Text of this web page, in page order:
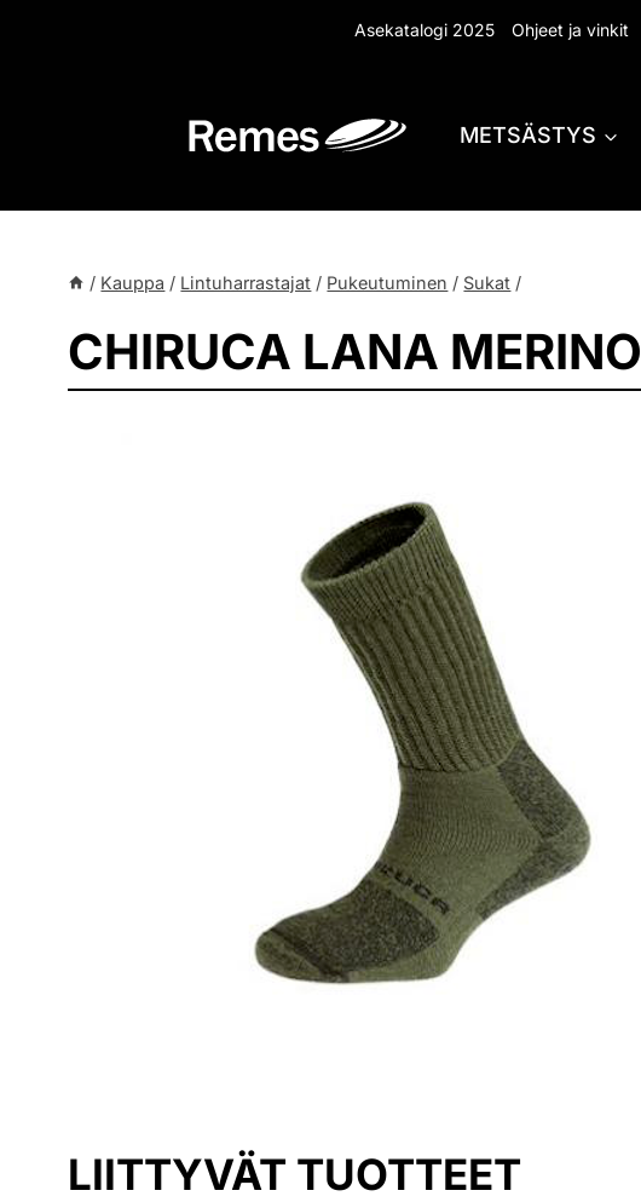
Asekatalogi 2025 Ohjeet ja vinkit
METSÄSTYS
/ Kauppa / Lintuharrastajat / Pukeutuminen / Sukat /
CHIRUCA LANA MERINO
LIITTYVÄT TUOTTEET